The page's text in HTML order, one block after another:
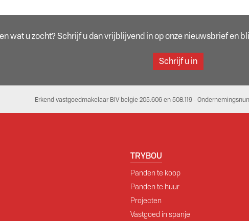
wat u zocht? Schrijf u dan vrijblijvend in op onze nieuwsbrief en
Schrijf u in
Erkend vastgoedmakelaar BIV belgie 205.606 en 508.119 -
TRYBOU
Panden te koop
Panden te huur
Projecten
Vastgoed in spanje